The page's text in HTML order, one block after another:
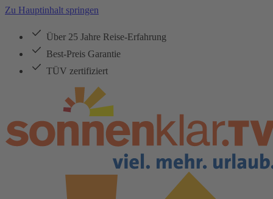
Zu Hauptinhalt springen
Über 25 Jahre Reise-Erfahrung
Best-Preis Garantie
TÜV zertifiziert